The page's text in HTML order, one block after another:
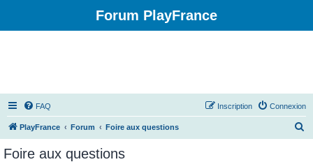
Forum PlayFrance
FAQ Connexion
Inscription
PlayFrance Forum Foire aux questions
Foire aux questions